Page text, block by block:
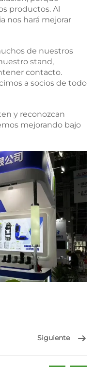
productos. Al
nos hará mejorar
de nuestros
stand,
contacto.
a socios de todo
y reconozcan
mejorando bajo
Siguiente